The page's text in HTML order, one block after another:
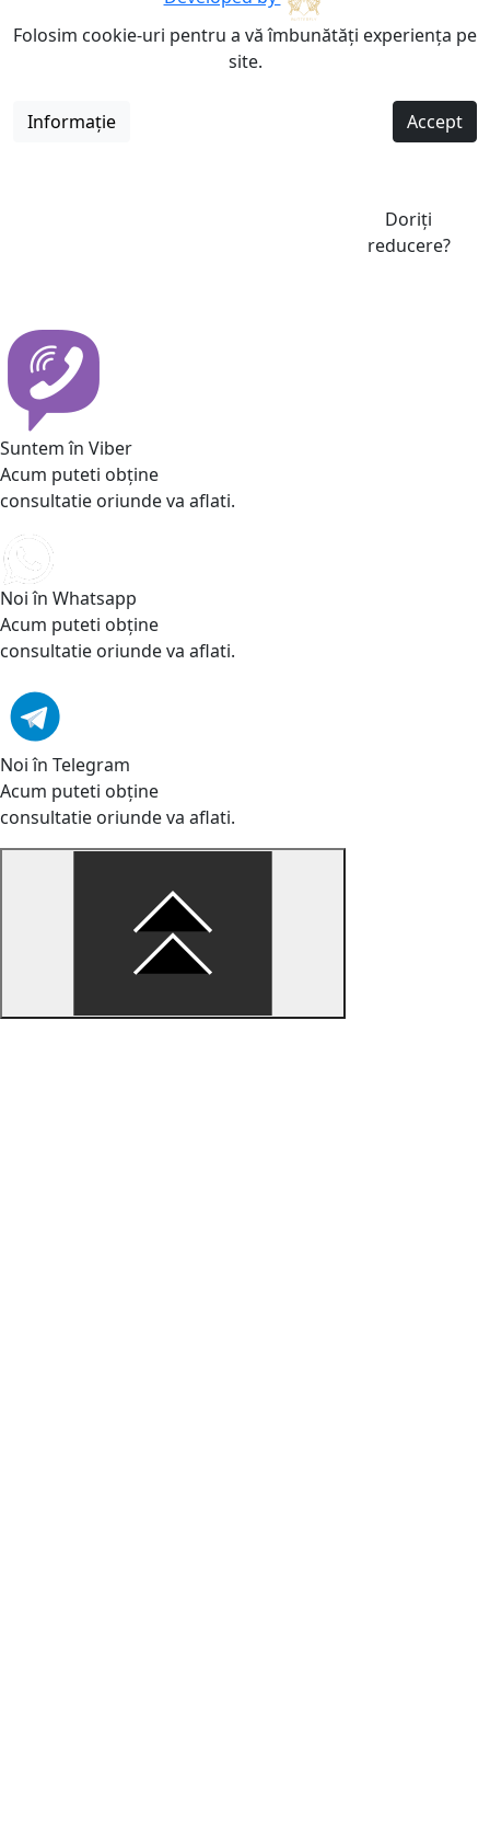
Folosim cookie-uri pentru a vă îmbunătăți experiența pe
site.
Informație Accept
Doriți
reducere?
Suntem în Viber
Acum puteti obține
consultatie oriunde va aflati.
Noi în Whatsapp
Acum puteti obține
consultatie oriunde va aflati.
Noi în Telegram
Acum puteti obține
consultatie oriunde va aflati.